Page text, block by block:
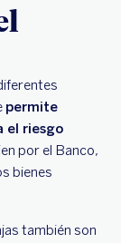
permite
el riesgo
por el Banco,
bienes
también son